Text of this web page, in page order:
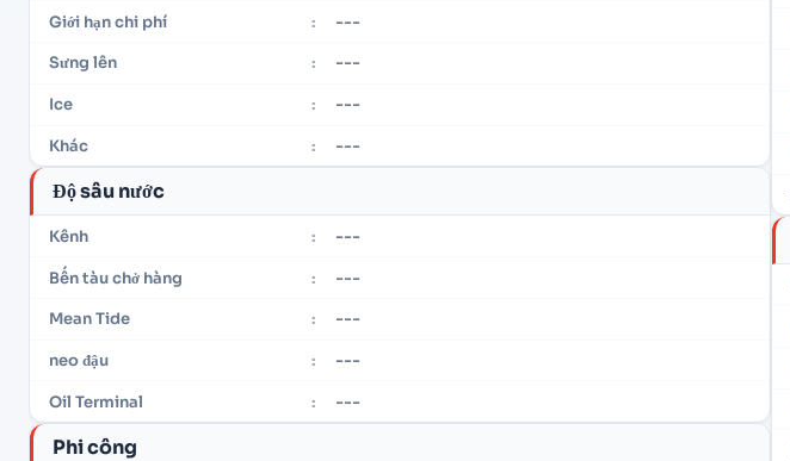
Giới hạn chi phí : ---
Sưng lên : ---
Ice : ---
Khác : ---
Độ sâu nước
Kênh : ---
Bến tàu chở hàng : ---
Mean Tide : ---
neo đậu : ---
Oil Terminal : ---
Phi công